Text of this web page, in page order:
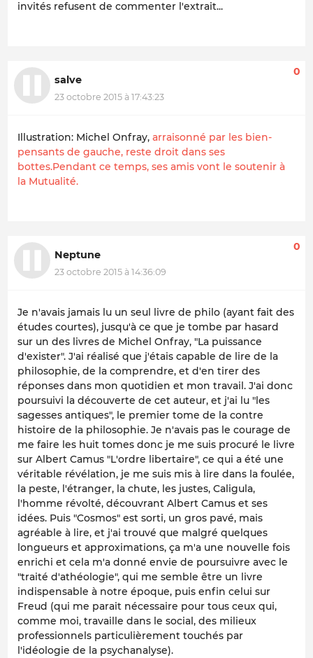
invités refusent de commenter l'extrait...
salve
23 octobre 2015 à 17:43:23
0
Illustration: Michel Onfray, arraisonné par les bien-
pensants de gauche, reste droit dans ses
bottes.Pendant ce temps, ses amis vont le soutenir à
la Mutualité.
Neptune
23 octobre 2015 à 14:36:09
0
Je n'avais jamais lu un seul livre de philo (ayant fait des
études courtes), jusqu'à ce que je tombe par hasard
sur un des livres de Michel Onfray, "La puissance
d'exister". J'ai réalisé que j'étais capable de lire de la
philosophie, de la comprendre, et d'en tirer des
réponses dans mon quotidien et mon travail. J'ai donc
poursuivi la découverte de cet auteur, et j'ai lu "les
sagesses antiques", le premier tome de la contre
histoire de la philosophie. Je n'avais pas le courage de
me faire les huit tomes donc je me suis procuré le livre
sur Albert Camus "L'ordre libertaire", ce qui a été une
véritable révélation, je me suis mis à lire dans la foulée,
la peste, l'étranger, la chute, les justes, Caligula,
l'homme révolté, découvrant Albert Camus et ses
idées. Puis "Cosmos" est sorti, un gros pavé, mais
agréable à lire, et j'ai trouvé que malgré quelques
longueurs et approximations, ça m'a une nouvelle fois
enrichi et cela m'a donné envie de poursuivre avec le
"traité d'athéologie", qui me semble être un livre
indispensable à notre époque, puis enfin celui sur
Freud (qui me parait nécessaire pour tous ceux qui,
comme moi, travaille dans le social, des milieux
professionnels particulièrement touchés par
l'idéologie de la psychanalyse).